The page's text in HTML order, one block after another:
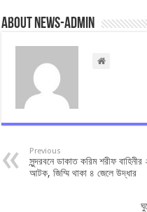
About news-admin
Previous
সুন্দরবনে ডাকাত করিম শরীফ
আটক, জিম্মি থাকা ৪ জেলে উদ্ধার